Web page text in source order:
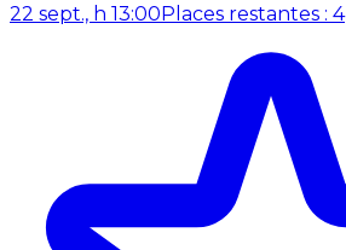
22 sept., h 13:00Places restantes : 4